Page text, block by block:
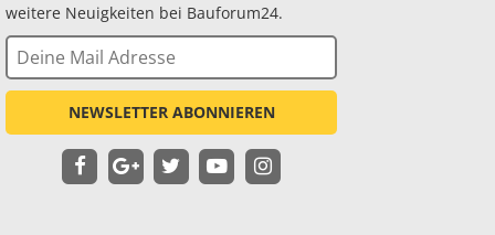
weitere Neuigkeiten bei Bauforum24.
NEWSLETTER ABONNIEREN